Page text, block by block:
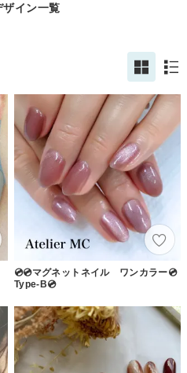
イン一覧
💿💿マグネットネイル ワンカラー💿
Type-B💿